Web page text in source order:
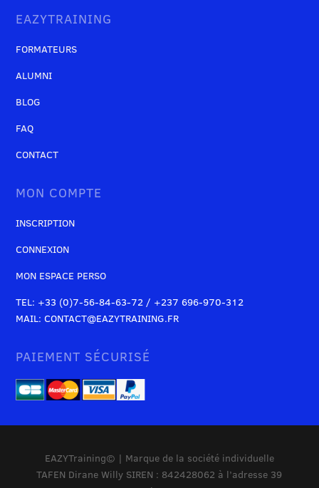
EAZYTRAINING
FORMATEURS
ALUMNI
BLOG
FAQ
CONTACT
MON COMPTE
INSCRIPTION
CONNEXION
MON ESPACE PERSO
TEL: +33 (0)7-56-84-63-72 / +237 696-970-312
MAIL: CONTACT@EAZYTRAINING.FR
PAIEMENT SÉCURISÉ
EAZYTraining© | Marque de la société individuelle
TAFEN Dirane Willy SIREN : 842428062 à l’adresse 39